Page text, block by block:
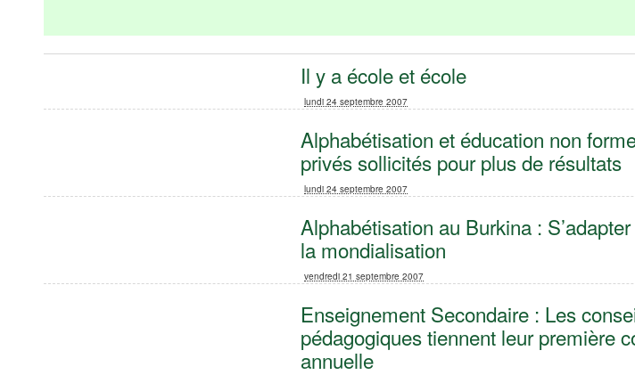
Il y a école et école
lundi 24 septembre 2007
Alphabétisation et éducation non
privés sollicités pour plus de résultats
lundi 24 septembre 2007
Alphabétisation au Burkina :
la mondialisation
vendredi 21 septembre 2007
Enseignement Secondaire : Les
pédagogiques tiennent leur première
annuelle